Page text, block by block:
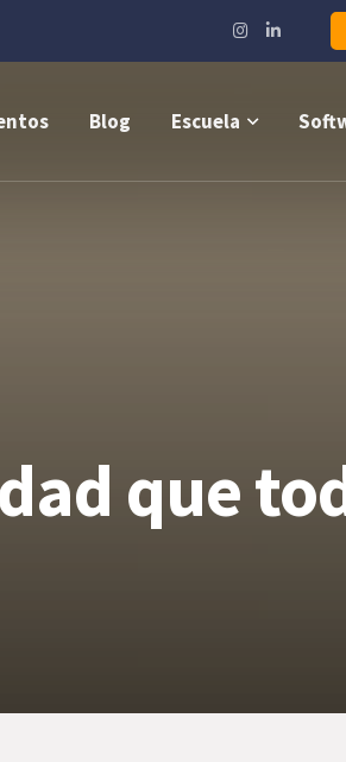
Instagram
Profile
LinkedIn
Profile
Blog Escuela
que